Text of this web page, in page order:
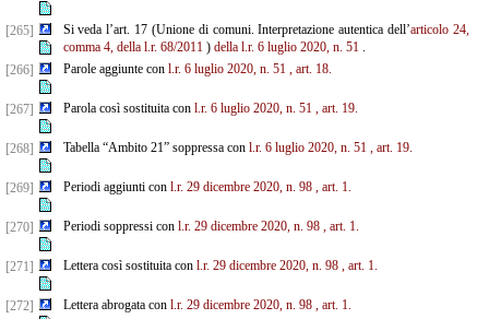
[265] Si veda l’art. 17 (Unione di comuni. Interpretazione autentica dell’articolo 24,
comma 4, della l.r. 68/2011) della l.r. 6 luglio 2020, n. 51.
[266]
Parole aggiunte con l.r. 6 luglio 2020, n. 51 , art. 18.
[267] Parola così sostituita con l.r. 6 luglio 2020, n. 51 , art. 19.
[268] Tabella “Ambito 21” soppressa con l.r. 6 luglio 2020, n. 51 , art. 19.
[269] Periodi aggiunti con l.r. 29 dicembre 2020, n. 98 , art. 1.
[270] Periodi soppressi con l.r. 29 dicembre 2020, n. 98 , art. 1.
[271] Lettera così sostituita con l.r. 29 dicembre 2020, n. 98 , art. 1.
[272] Lettera abrogata con l.r. 29 dicembre 2020, n. 98 , art. 1.